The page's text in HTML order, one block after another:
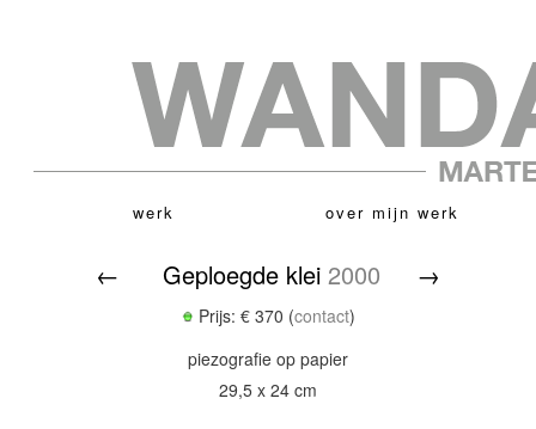
werk over mijn werk
← Geploegde klei 2000 →
Prijs: € 370 (contact)
piezografie op papier
29,5 x 24 cm